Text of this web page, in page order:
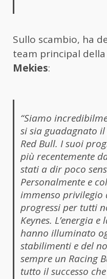
Sullo scambio, ha
team principal della
Mekies:
“Siamo
si sia guadagnato
Red Bull. I suoi
più recentemente
stati a dir poco
Personalmente e
immenso privilegio
progressi per tutti
Keynes. L’energia
hanno illuminato
stabilimenti e del
sempre un Racing
tutto il successo